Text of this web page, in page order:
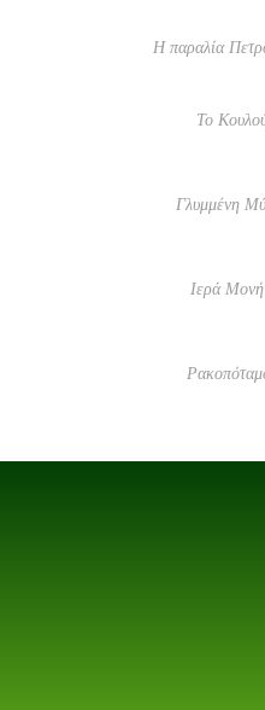
Η παραλία
Το
Γλυμμένη
Ιερά